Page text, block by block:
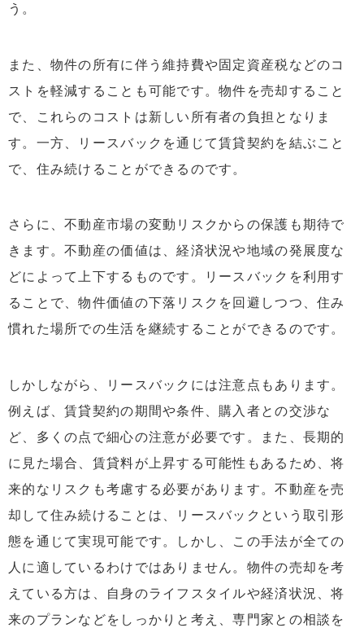
う。
また、物件の所有に伴う維持費や固定資産税などのコ
ストを軽減することも可能です。物件を売却すること
で、これらのコストは新しい所有者の負担となりま
す。一方、リースバックを通じて賃貸契約を結ぶこと
で、住み続けることができるのです。
さらに、不動産市場の変動リスクからの保護も期待で
きます。不動産の価値は、経済状況や地域の発展度な
どによって上下するものです。リースバックを利用す
ることで、物件価値の下落リスクを回避しつつ、住み
慣れた場所での生活を継続することができるのです。
しかしながら、リースバックには注意点もあります。
例えば、賃貸契約の期間や条件、購入者との交渉な
ど、多くの点で細心の注意が必要です。また、長期的
に見た場合、賃貸料が上昇する可能性もあるため、将
来的なリスクも考慮する必要があります。不動産を売
却して住み続けることは、リースバックという取引形
態を通じて実現可能です。しかし、この手法が全ての
人に適しているわけではありません。物件の売却を考
えている方は、自身のライフスタイルや経済状況、将
来のプランなどをしっかりと考え、専門家との相談を